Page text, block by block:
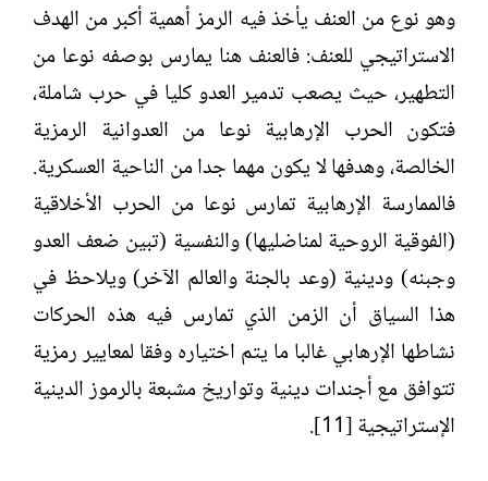
وهو نوع من العنف يأخذ فيه الرمز أهمية أكبر من الهدف
الاستراتيجي للعنف: فالعنف هنا يمارس بوصفه نوعا من
التطهير، حيث يصعب تدمير العدو كليا في حرب شاملة،
فتكون الحرب الإرهابية نوعا من العدوانية الرمزية
الخالصة، وهدفها لا يكون مهما جدا من الناحية العسكرية.
فالممارسة الإرهابية تمارس نوعا من الحرب الأخلاقية
(الفوقية الروحية لمناضليها) والنفسية (تبين ضعف العدو
وجبنه) ودينية (وعد بالجنة والعالم الآخر) ويلاحظ في
هذا السياق أن الزمن الذي تمارس فيه هذه الحركات
نشاطها الإرهابي غالبا ما يتم اختياره وفقا لمعايير رمزية
تتوافق مع أجندات دينية وتواريخ مشبعة بالرموز الدينية
الإستراتيجية [11].